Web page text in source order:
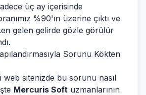
üç ay içerisinde
%90'ın üzerine çıktı ve
gelen gelirde gözle görülür
Sorunu Kökten
web sitenizde bu sorunu nasıl
Mercuris Soft uzmanlarının